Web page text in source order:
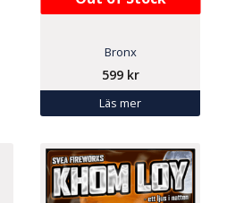
Bronx
599 kr
Läs mer